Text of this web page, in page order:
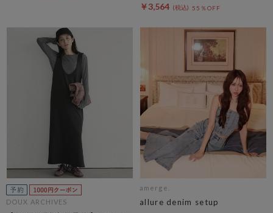
￥3,564 55％OFF
DOUX ARCHIVES
amerge.
allure denim setup